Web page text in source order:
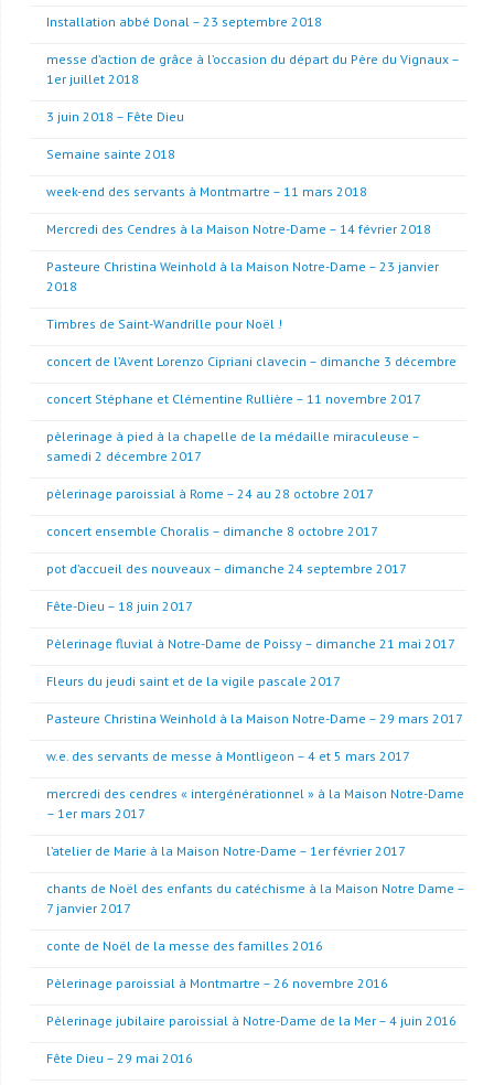
Installation abbé Donal – 23 septembre 2018
messe d’action de grâce à l’occasion du départ du Père du Vignaux –
1er juillet 2018
3 juin 2018 – Fête Dieu
Semaine sainte 2018
week-end des servants à Montmartre – 11 mars 2018
Mercredi des Cendres à la Maison Notre-Dame – 14 février 2018
Pasteure Christina Weinhold à la Maison Notre-Dame – 23 janvier
2018
Timbres de Saint-Wandrille pour Noël !
concert de l’Avent Lorenzo Cipriani clavecin – dimanche 3 décembre
concert Stéphane et Clémentine Rullière – 11 novembre 2017
pèlerinage à pied à la chapelle de la médaille miraculeuse –
samedi 2 décembre 2017
pèlerinage paroissial à Rome – 24 au 28 octobre 2017
concert ensemble Choralis – dimanche 8 octobre 2017
pot d’accueil des nouveaux – dimanche 24 septembre 2017
Fête-Dieu – 18 juin 2017
Pèlerinage fluvial à Notre-Dame de Poissy – dimanche 21 mai 2017
Fleurs du jeudi saint et de la vigile pascale 2017
Pasteure Christina Weinhold à la Maison Notre-Dame – 29 mars 2017
w.e. des servants de messe à Montligeon – 4 et 5 mars 2017
mercredi des cendres « intergénérationnel » à la Maison Notre-Dame
– 1er mars 2017
l’atelier de Marie à la Maison Notre-Dame – 1er février 2017
chants de Noël des enfants du catéchisme à la Maison Notre Dame –
7 janvier 2017
conte de Noël de la messe des familles 2016
Pèlerinage paroissial à Montmartre – 26 novembre 2016
Pèlerinage jubilaire paroissial à Notre-Dame de la Mer – 4 juin 2016
Fête Dieu – 29 mai 2016